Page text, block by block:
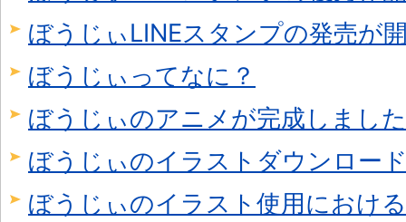
ぼうじぃLINEスタンプの発売が
ぼうじぃってなに？
ぼうじぃのアニメが完成しまし
ぼうじぃのイラストダウンロー
ぼうじぃのイラスト使用におけ